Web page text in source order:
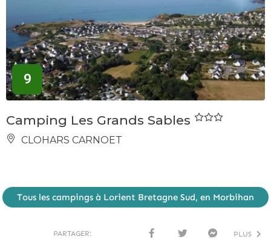
9
Camping Les Grands Sables
CLOHARS CARNOET
Tous les campings à Lorient Bretagne Sud, en Morbihan
PARTAGER:
PLUS